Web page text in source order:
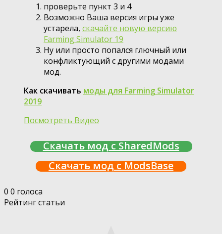
проверьте пункт 3 и 4
Возможно Ваша версия игры уже
устарела, скачайте новую версию
Farming Simulator 19
Ну или просто попался глючный или
конфликтующий с другими модами
мод.
Как скачивать моды для Farming Simulator
2019
Посмотреть Видео
Скачать мод с SharedMods
Скачать мод с ModsBase
0 0 голоса
Рейтинг статьи